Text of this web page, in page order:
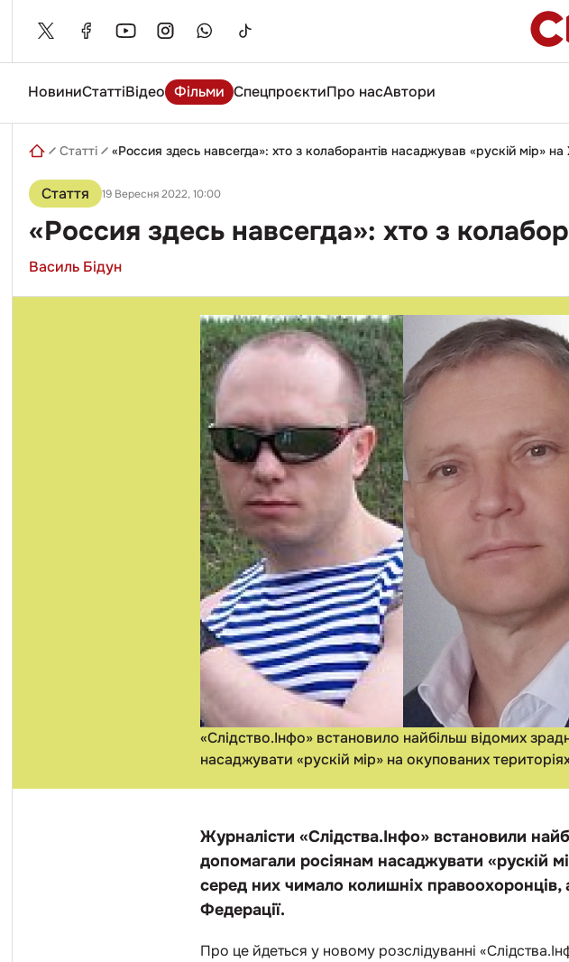
content
НовиниСтаттіВідео Фільми СпецпроєктиПро насАвтори
Введіть
Статті «Россия здесь навсегда»: хто з колаборантів насаджував «рускій мір» на
Стаття 19 Вересня 2022, 10:00
«Россия здесь навсегда»: хто з
Василь Бідун
«Слідство.Інфо» встановило найбільш відомих
насаджувати «рускій мір» на окупованих
Журналісти «Слідства.Інфо» встановили
допомагали росіянам насаджувати «рускій
серед них чимало колишніх правоохоронців,
Федерації.
Про це йдеться у новому розслідуванні